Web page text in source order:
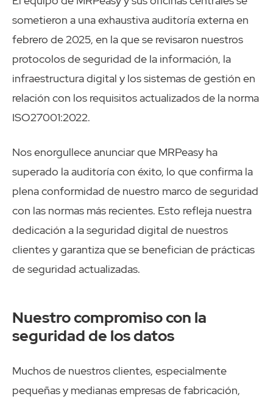
sometieron a una exhaustiva auditoría externa en
febrero de 2025, en la que se revisaron nuestros
protocolos de seguridad de la información, la
infraestructura digital y los sistemas de gestión en
relación con los requisitos actualizados de la norma
ISO27001:2022.
Nos enorgullece anunciar que MRPeasy ha
superado la auditoría con éxito, lo que confirma la
plena conformidad de nuestro marco de seguridad
con las normas más recientes. Esto refleja nuestra
dedicación a la seguridad digital de nuestros
clientes y garantiza que se benefician de prácticas
de seguridad actualizadas.
Nuestro compromiso con la
seguridad de los datos
Muchos de nuestros clientes, especialmente
pequeñas y medianas empresas de fabricación,